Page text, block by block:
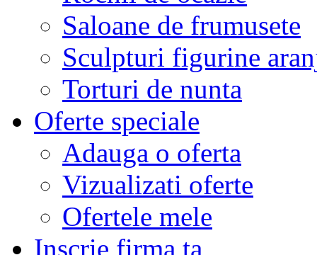
Saloane de frumusete
Sculpturi figurine
Torturi de nunta
Oferte speciale
Adauga o oferta
Vizualizati oferte
Ofertele mele
Inscrie firma ta